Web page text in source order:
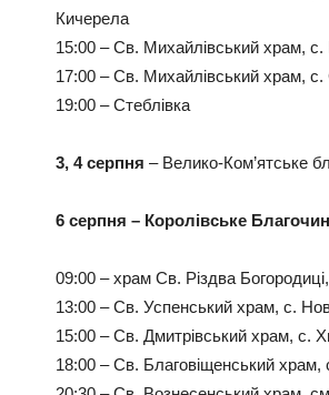
Кичерела
15:00 – Св. Михайлівський храм, с.
17:00 – Св. Михайлівський храм, с.
19:00 – Стеблівка
3, 4 серпня – Велико-Ком’ятське
6 серпня – Королівське
09:00 – храм Св. Різдва
13:00 – Св. Успенський храм, с.
15:00 – Св. Дмитрівський храм, с.
18:00 – Св. Благовіщенський храм,